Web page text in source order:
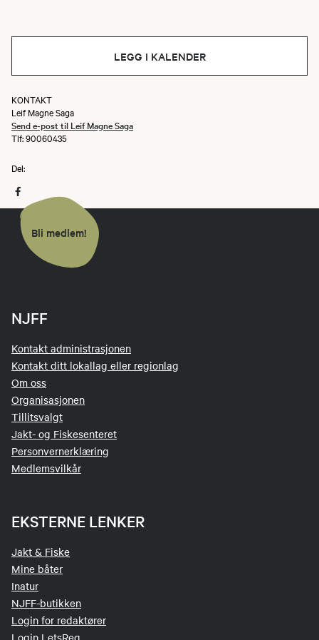
LEGG I KALENDER
KONTAKT
Leif Magne Saga
Send e-post til Leif Magne Saga
Tlf: 90060435
Del:
Bli medlem!
NJFF
Kontakt administrasjonen
Kontakt ditt lokallag eller regionlag
Om oss
Organisasjonen
Tillitsvalgt
Jakt- og Fiskesenteret
Personvernerklæring
Medlemsvilkår
EKSTERNE LENKER
Jakt & Fiske
Mine båter
Inatur
NJFF-butikken
Login for redaktører
Login LetsReg